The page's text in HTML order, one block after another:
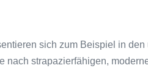
sich zum Beispiel in
strapazierfähigen,